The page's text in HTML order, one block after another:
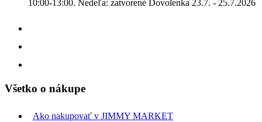
10:00-13:00. Nedeľa: zatvorené Dovolenka 23.7. - 25.7.2026
Všetko o nákupe
Ako nakupovať v JIMMY MARKET